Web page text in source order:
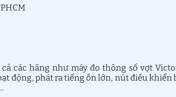
các hãng như máy đo thông số vợt
động, phát ra tiếng ồn lớn, nút điều khiển